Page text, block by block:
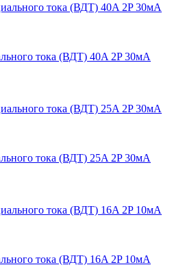
тока (ВДТ) 40A 2P 30мА
тока (ВДТ) 25A 2P 30мА
тока (ВДТ) 16A 2P 10мА